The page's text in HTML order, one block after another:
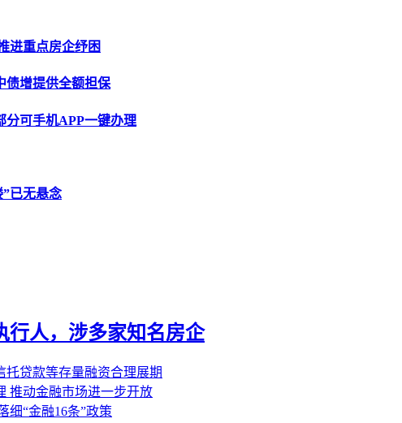
进重点房企纾困
债增提供全额担保
分可手机APP一键办理
已无悬念
行人，涉多家知名房企
贷款等存量融资合理展期
推动金融市场进一步开放
细“金融16条”政策